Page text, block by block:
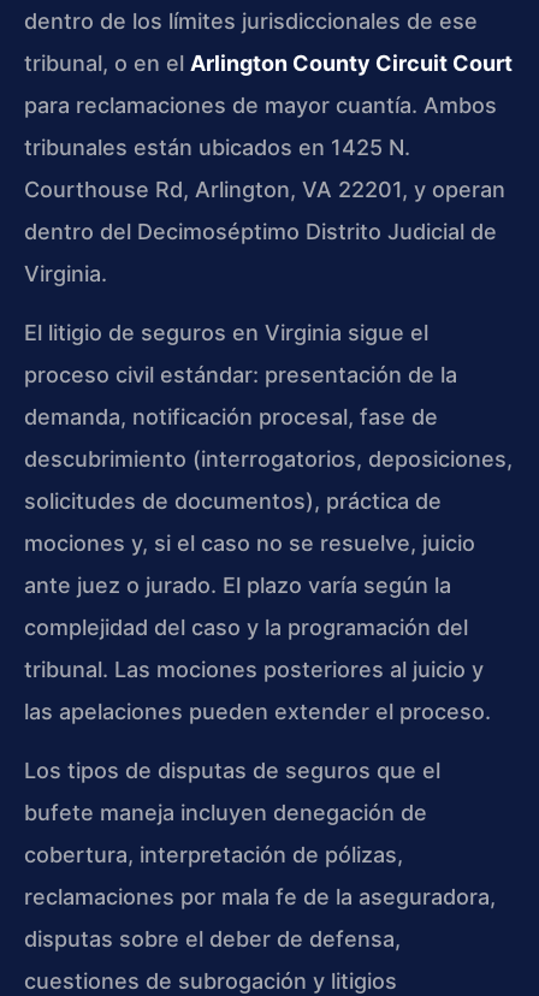
dentro de los límites jurisdiccionales de ese
tribunal, o en el Arlington County Circuit Court
para reclamaciones de mayor cuantía. Ambos
tribunales están ubicados en 1425 N.
Courthouse Rd, Arlington, VA 22201, y operan
dentro del Decimoséptimo Distrito Judicial de
Virginia.
El litigio de seguros en Virginia sigue el
proceso civil estándar: presentación de la
demanda, notificación procesal, fase de
descubrimiento (interrogatorios, deposiciones,
solicitudes de documentos), práctica de
mociones y, si el caso no se resuelve, juicio
ante juez o jurado. El plazo varía según la
complejidad del caso y la programación del
tribunal. Las mociones posteriores al juicio y
las apelaciones pueden extender el proceso.
Los tipos de disputas de seguros que el
bufete maneja incluyen denegación de
cobertura, interpretación de pólizas,
reclamaciones por mala fe de la aseguradora,
disputas sobre el deber de defensa,
cuestiones de subrogación y litigios